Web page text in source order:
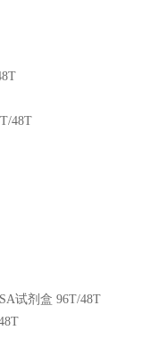
48T
试剂盒 96T/48T